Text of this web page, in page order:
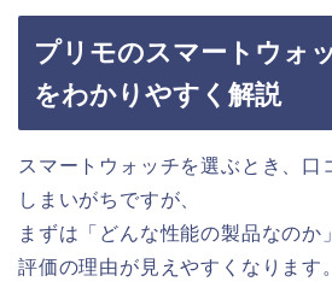
プリモのスマートウォ
をわかりやすく解説
スマートウォッチを選ぶとき、口
しまいがちですが、
まずは「どんな性能の製品なのか
評価の理由が見えやすくなります。